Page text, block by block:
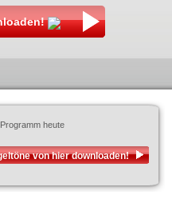
heute
von hier downloaden!